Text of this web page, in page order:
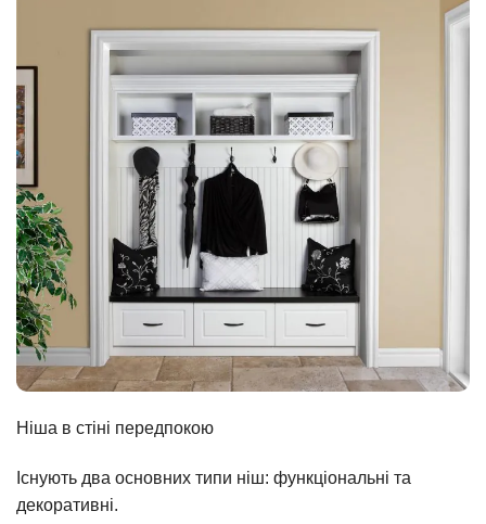
Ніша в стіні передпокою
Існують два основних типи ніш: функціональні та
декоративні.